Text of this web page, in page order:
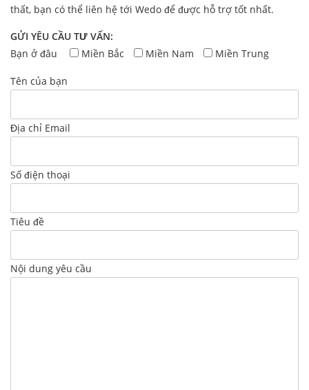
thất, bạn có thể liên hệ tới Wedo để được hỗ trợ tốt nhất.
GỬI YÊU CẦU TƯ VẤN:
Bạn ở đâu
Miền Bắc Miền Nam Miền Trung
Tên của bạn
Địa chỉ Email
Số điện thoại
Tiêu đề
Nội dung yêu cầu